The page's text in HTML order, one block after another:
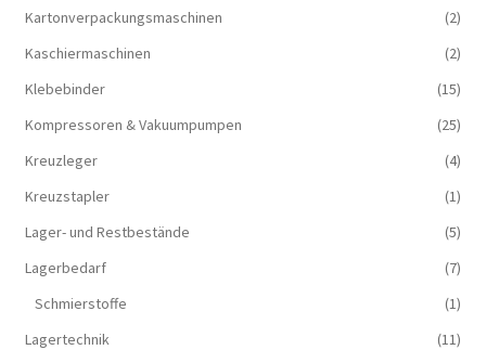
Kartonverpackungsmaschinen
(2)
Kaschiermaschinen
(2)
Klebebinder
(15)
Kompressoren & Vakuum­pumpen
(25)
Kreuzleger
(4)
Kreuzstapler
(1)
Lager- und Restbestände
(5)
Lagerbedarf
(7)
Schmierstoffe
(1)
Lagertechnik
(11)